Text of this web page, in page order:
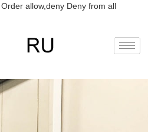
Order allow,deny Deny from allПерейти
RU